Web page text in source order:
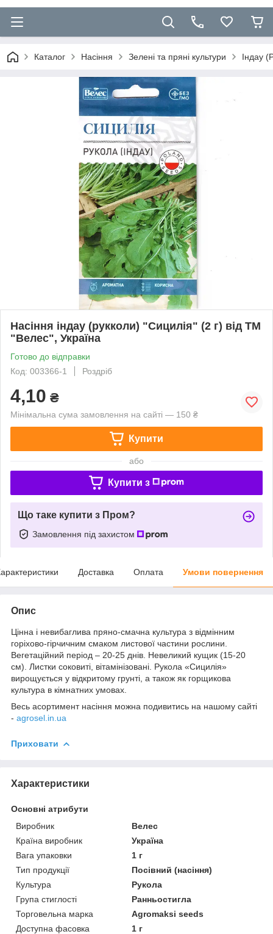
Каталог Насіння Зелені та пряні культури Індау
Насіння індау (рукколи) "Сицилія" (2 г) від ТМ
"Велес", Україна
Готово до відправки
Код: 003366-1
Роздріб
4,10 ₴
Мінімальна сума замовлення на сайті — 150 ₴
Купити
або
Купити з
Що таке купити з Пром?
Замовлення під захистом
Доставка Оплата Умови повернення
Опис
Цінна і невибаглива пряно-смачна культура з відмінним
горіхово-гірчичним смаком листової частини рослини.
Вегетаційний період – 20-25 днів. Невеликий кущик (15-20
см). Листки соковиті, вітамінізовані. Рукола «Сицилія»
вирощується у відкритому грунті, а також як горщикова
культура в кімнатних умовах.
Весь асортимент насіння можна подивитись на нашому сайті
- agrosel.in.ua
Приховати
Характеристики
Основні атрибути
Виробник
Велес
Країна виробник
Україна
Вага упаковки
1 г
Тип продукції
Посівний (насіння)
Культура
Рукола
Група стиглості
Ранньостигла
Торговельна марка
Agromaksi seeds
Доступна фасовка
1 г